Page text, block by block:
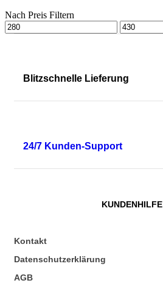
Nach Preis Filtern
Blitzschnelle Lieferung
24/7 Kunden-Support
KUNDENHILFE
Kontakt
Datenschutzerklärung
AGB